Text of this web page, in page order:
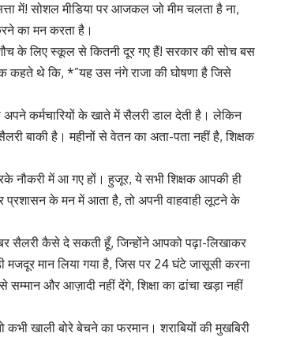
में! सोशल मीडिया पर आजकल जो मीम चलता है ना,
का मन करता है।
के लिए स्कूल से कितनी दूर गए हैं! सरकार की सोच बस
कहते थे कि, *”यह उस नंगे राजा की घोषणा है जिसे
अपने कर्मचारियों के खाते में सैलरी डाल देती है। लेकिन
बाकी है। महीनों से वेतन का अता-पता नहीं है, शिक्षक
नौकरी में आ गए हों। हुजूर, ये सभी शिक्षक आपकी ही
के मन में आता है, तो अपनी वाहवाही लूटने के
सैलरी कैसे दे सकती हूँ, जिन्होंने आपको पढ़ा-लिखाकर
मजदूर मान लिया गया है, जिस पर 24 घंटे जासूसी करना
और आज़ादी नहीं देंगे, शिक्षा का ढांचा खड़ा नहीं
खाली बोरे बेचने का फरमान। शराबियों की मुखबिरी